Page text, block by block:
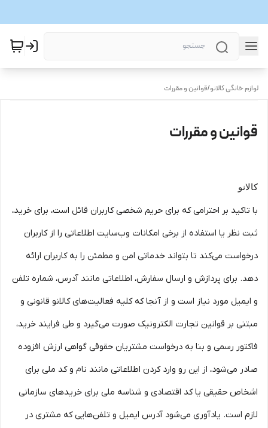
لوازم خانگی کالانو/قوانین و مقررات
قوانین و مقررات
کالانو
با تاکید بر احترامی که برای حریم شخصی کاربران قائل است، برای خرید،
ثبت نظر یا استفاده از برخی امکانات وب‌سایت اطلاعاتی را از کاربران
درخواست می‌کند تا بتواند خدماتی امن و مطمئن را به کاربران ارائه
دهد. برای پردازش و ارسال سفارش، اطلاعاتی مانند آدرس، شماره تلفن
و ایمیل مورد نیاز است و از آنجا که کلیه فعالیت‌های کالانو قانونی و
مبتنی بر قوانین تجارت الکترونیک صورت می‌گیرد و طی فرایند خرید،
فاکتور رسمی و بنا به درخواست مشتریان حقوقی گواهی ارزش افزوده
صادر می‌شود، از این رو وارد کردن اطلاعاتی مانند نام و کد ملی برای
اشخاص حقیقی یا کد اقتصادی و شناسه ملی برای خریدهای سازمانی
لازم است. یادآوری می‌شود آدرس ایمیل و تلفن‌هایی که مشتری در